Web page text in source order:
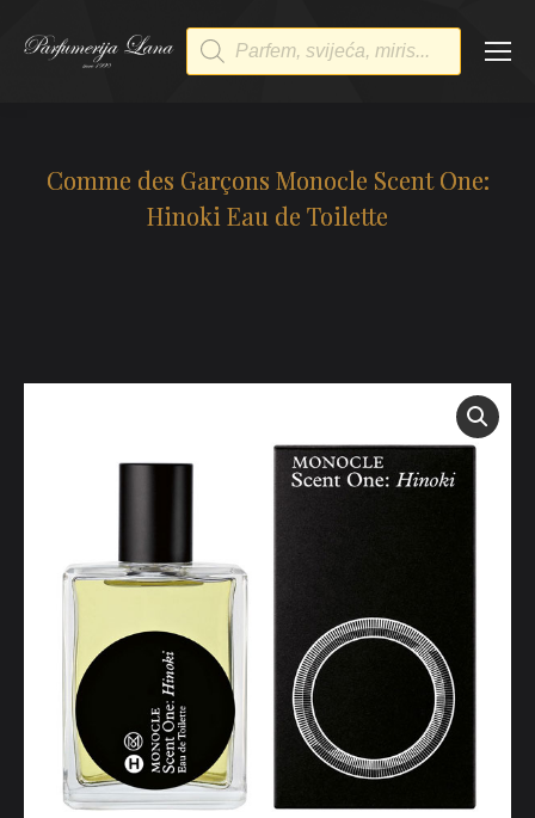
Products
search
Comme des Garçons Monocle Scent One:
Hinoki Eau de Toilette